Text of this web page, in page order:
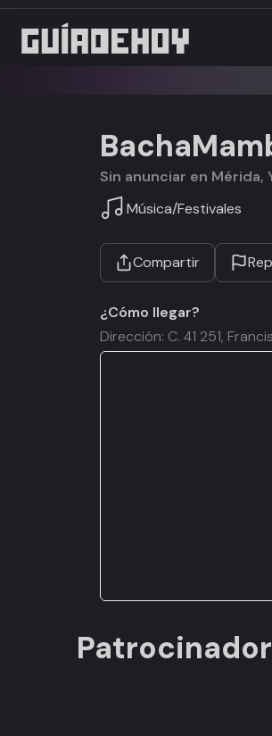
Sin anunciar en Mérida,
Música/Festivales
Compartir
¿Cómo llegar?
Dirección: C. 41 251,